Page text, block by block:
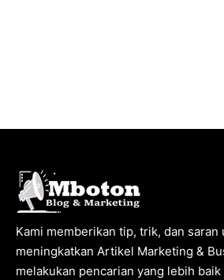
Kami memberikan tip, trik, dan saran
meningkatkan Artikel Marketing &
melakukan pencarian yang lebih